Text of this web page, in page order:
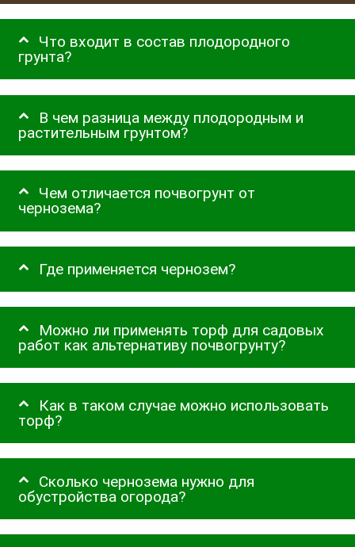
Что входит в состав плодородного
грунта?
В чем разница между плодородным и
растительным грунтом?
Чем отличается почвогрунт от
чернозема?
Где применяется чернозем?
Можно ли применять торф для садовых
работ как альтернативу почвогрунту?
Как в таком случае можно использовать
торф?
Сколько чернозема нужно для
обустройства огорода?